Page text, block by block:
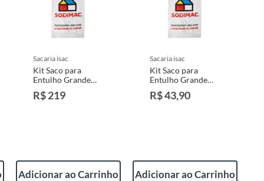
sacaria isac
Kit Saco para
Entulho Grande
55x80 Com 50
Unidades
R$ 219
Adicionar ao Carrinho
sacaria isac
Kit Saco para
Entulho Grande
55x80 Com 10
Unidades
R$ 43,90
Adicionar ao Carrinho